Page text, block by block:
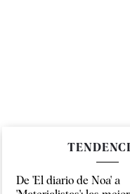
De 'El diario de Noa' a